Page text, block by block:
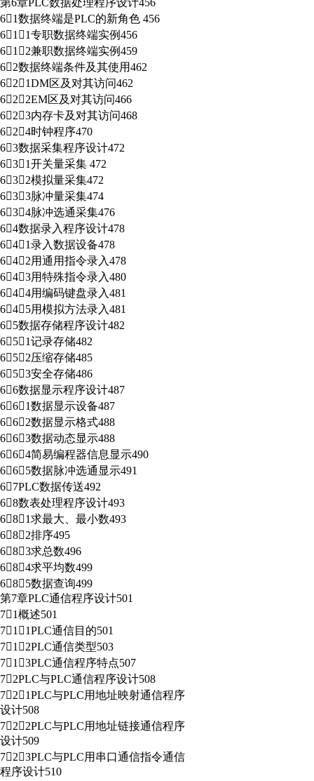
第6章PLC数据处理程序设计456
61数据终端是PLC的新角色 456
611专职数据终端实例456
612兼职数据终端实例459
62数据终端条件及其使用462
621DM区及对其访问462
622EM区及对其访问466
623内存卡及对其访问468
624时钟程序470
63数据采集程序设计472
631开关量采集 472
632模拟量采集472
633脉冲量采集474
634脉冲选通采集476
64数据录入程序设计478
641录入数据设备478
642用通用指令录入478
643用特殊指令录入480
644用编码键盘录入481
645用模拟方法录入481
65数据存储程序设计482
651记录存储482
652压缩存储485
653安全存储486
66数据显示程序设计487
661数据显示设备487
662数据显示格式488
663数据动态显示488
664简易编程器信息显示490
665数据脉冲选通显示491
67PLC数据传送492
68数表处理程序设计493
681求最大、最小数493
682排序495
683求总数496
684求平均数499
685数据查询499
第7章PLC通信程序设计501
71概述501
711PLC通信目的501
712PLC通信类型503
713PLC通信程序特点507
72PLC与PLC通信程序设计508
721PLC与PLC用地址映射通信程序
设计508
722PLC与PLC用地址链接通信程序
设计509
723PLC与PLC用串口通信指令通信
程序设计510